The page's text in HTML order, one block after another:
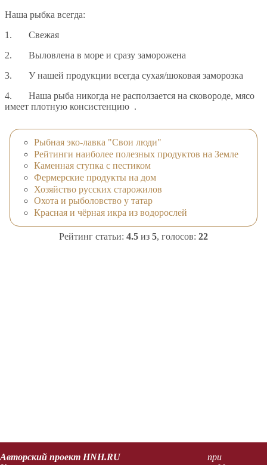
Наша рыбка всегда:
1. Свежая
2. Выловлена в море и сразу заморожена
3. У нашей продукции всегда сухая/шоковая заморозка
4. Наша рыба никогда не расползается на сковороде, мясо
имеет плотную консистенцию .
Рыбная эко-лавка "Свои люди"
Рейтинги наиболее полезных продуктов на Земле
Каменная ступка с пестиком
Фермерские продукты на дом
Хозяйство русских старожилов
Охота и рыболовство у татар
Красная и чёрная икра из водорослей
Рейтинг статьи: 4.5 из 5, голосов: 22
Авторский проект HNH.RU
при